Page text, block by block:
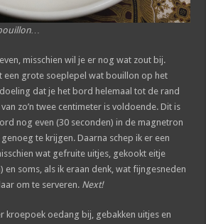
misschien wil je er nog wat zout bij.
een grote soeplepel wat bouillon op het
dat je het bord helemaal tot de rand
zo’n twee centimeter is voldoende. Dit is
nog even (30 seconden) in de magnetron
te krijgen. Daarna schep ik er een
wat gefruite uitjes, gekookt eitje
soms, als ik eraan denk, wat fijngesneden
om te serveren. Next!
kroepoek oedang bij, gebakken uitjes en